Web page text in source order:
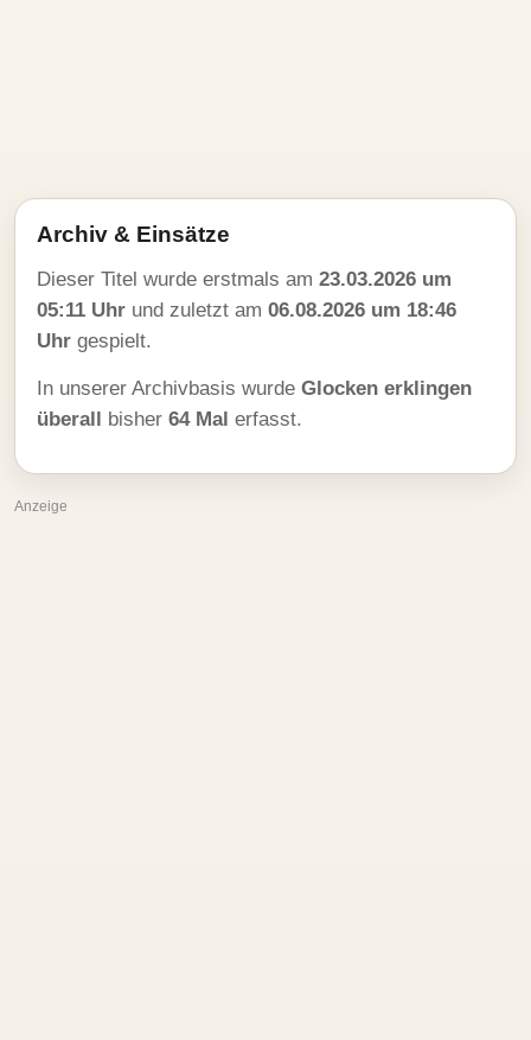
Archiv & Einsätze
Dieser Titel wurde erstmals am 23.03.2026 um
05:11 Uhr und zuletzt am 06.08.2026 um 18:46
Uhr gespielt.
In unserer Archivbasis wurde Glocken erklingen
überall bisher 64 Mal erfasst.
Anzeige